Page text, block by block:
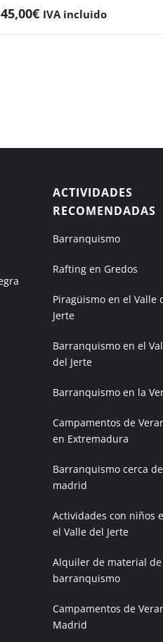
45,00€ IVA incluido
ACTIVIDADES
RECOMENDADAS
Barranquismo
Rafting en Gredos
Piragüismo en el Valle
Jerte
Barranquismo en el
del Jerte
Barranquismo en la
Campamentos de
en Extremadura
Barranquismo cerca de
madrid
Actividades con niños
el Valle del Jerte
Alquiler de material de
barranquismo
Campamentos de
Madrid